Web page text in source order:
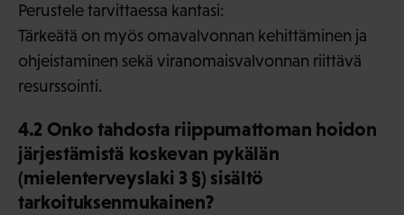
Perustele tarvittaessa kantasi:
Tärkeätä on myös omavalvonnan kehittäminen ja
ohjeistaminen sekä viranomaisvalvonnan riittävä
resurssointi.
4.2 Onko tahdosta riippumattoman hoidon
järjestämistä koskevan pykälän
(mielenterveyslaki 3 §) sisältö
tarkoituksenmukainen?